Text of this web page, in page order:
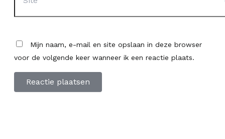
Mijn naam, e-mail en site opslaan in deze browser
voor de volgende keer wanneer ik een reactie plaats.